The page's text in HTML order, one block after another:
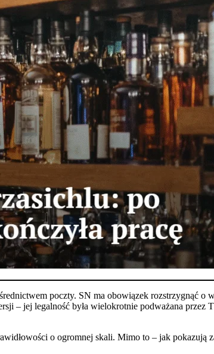
poczty. SN ma obowiązek rozstrzygnąć o
– jej legalność była wielokrotnie podważana przez
o ogromnej skali. Mimo to – jak pokazują